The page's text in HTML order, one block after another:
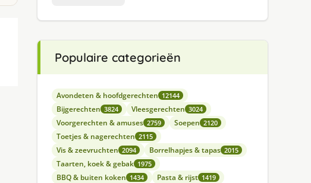
Populaire categorieën
Avondeten & hoofdgerechten 12144
Bijgerechten 3824 Vleesgerechten 3024
Voorgerechten & amuses 2759 Soepen 2120
Toetjes & nagerechten 2115
Vis & zeevruchten 2094 Borrelhapjes & tapas 2015
Taarten, koek & gebak 1975
BBQ & buiten koken 1434 Pasta & rijst 1419